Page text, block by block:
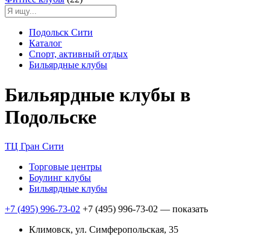
Подольск Сити
Каталог
Спорт, активный отдых
Бильярдные клубы
Бильярдные клубы в
Подольске
ТЦ Гран Сити
Торговые центры
Боулинг клубы
Бильярдные клубы
+7 (495) 996-73-02 +7 (495) 996-73-02 — показать
Климовск, ул. Симферопольская, 35